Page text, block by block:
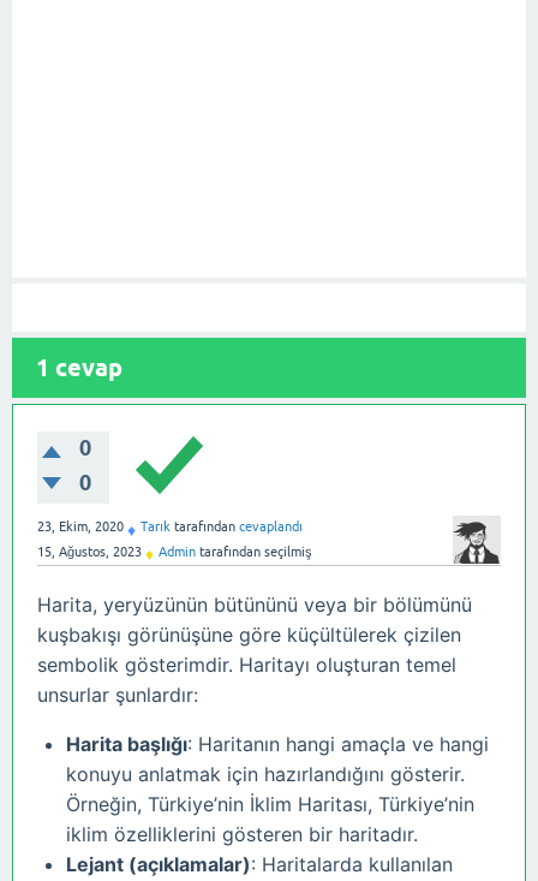
1 cevap
0
0
23, Ekim, 2020 ♦ Tarık tarafından cevaplandı
15, Ağustos, 2023 ♦ Admin tarafından seçilmiş
Harita, yeryüzünün bütününü veya bir bölümünü
kuşbakışı görünüşüne göre küçültülerek çizilen
sembolik gösterimdir. Haritayı oluşturan temel
unsurlar şunlardır:
Harita başlığı: Haritanın hangi amaçla ve hangi
konuyu anlatmak için hazırlandığını gösterir.
Örneğin, Türkiye’nin İklim Haritası, Türkiye’nin
iklim özelliklerini gösteren bir haritadır.
Lejant (açıklamalar): Haritalarda kullanılan